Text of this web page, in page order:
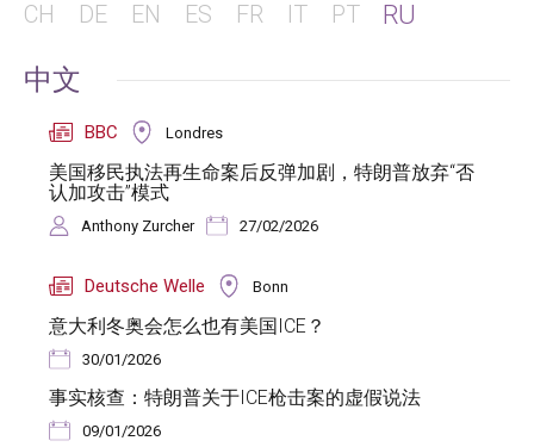
中文
BBC Londres
美国移民执法再生命案后反弹加剧，特朗普放弃“否
认加攻击”模式
Anthony Zurcher 27/02/2026
Deutsche Welle Bonn
意大利冬奥会怎么也有美国ICE？
30/01/2026
事实核查：特朗普关于ICE枪击案的虚假说法
09/01/2026
CH DE EN ES FR IT PT RU